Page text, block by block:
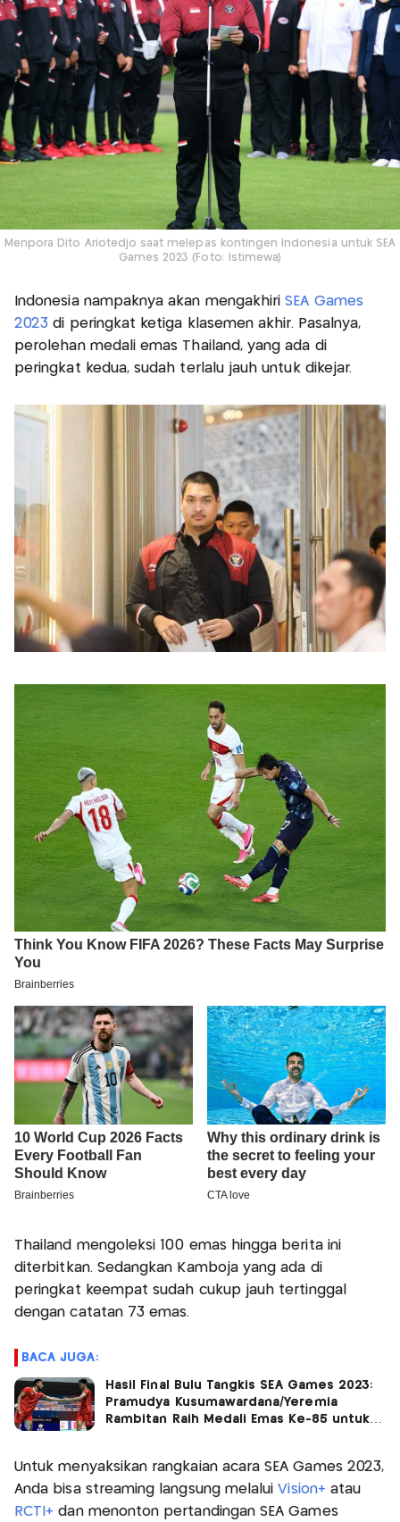
Menpora Dito Ariotedjo saat melepas kontingen Indonesia untuk SEA
Games 2023 (Foto: Istimewa)
Indonesia nampaknya akan mengakhiriSEA Games
2023 di peringkat ketiga klasemen akhir. Pasalnya,
perolehan medali emas Thailand, yang ada di
peringkat kedua, sudah terlalu jauh untuk dikejar.
Thailand mengoleksi 100 emas hingga berita ini
diterbitkan. Sedangkan Kamboja yang ada di
peringkat keempat sudah cukup jauh tertinggal
dengan catatan 73 emas.
BACA JUGA:
Hasil Final Bulu Tangkis SEA Games 2023:
Pramudya Kusumawardana/Yeremia
Rambitan Raih Medali Emas Ke-85 untuk
Untuk menyaksikan rangkaian acara SEA Games 2023,
Anda bisa streaming langsung melaluiVision+ atau
RCTI+ dan menonton pertandingan SEA Games